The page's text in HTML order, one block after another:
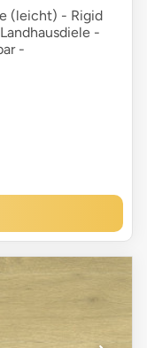
(leicht) - Rigid
-
-